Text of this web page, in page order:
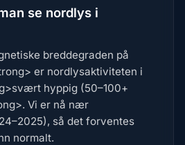
se nordlys i
breddegraden på
er nordlysaktiviteten i
hyppig (50–100+
Vi er nå nær
så det forventes
normalt.